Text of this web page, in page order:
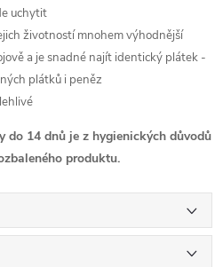
uchytit
životností mnohem výhodnější
a je snadné najít identický plátek -
plátků i peněz
do 14 dnů je z hygienických důvodů
produktu.